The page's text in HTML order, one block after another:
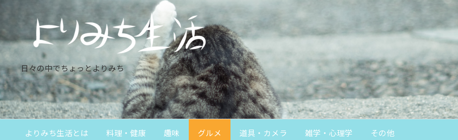
日々の中でちょっとよりみち
よりみち生活とは 料理・健康 趣味 グルメ 道具・カメラ 雑学・心理学 その他